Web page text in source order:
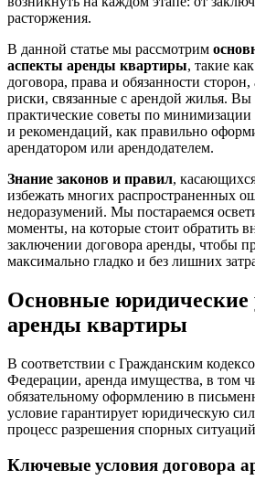
расторжения.
В данной статье мы рассмотрим
аспекты аренды квартиры, такие
договора, права и обязанности
риски, связанные с арендой жилья. Вы
практические советы по
и рекомендаций, как правильно
арендатором или арендодателем.
Знание законов и правил,
избежать многих распространенных
недоразумений. Мы постараемся
моменты, на которые стоит обратить
заключении договора аренды, чтобы
максимально гладко и без лишних
Основные юридические
аренды квартиры
В соответствии с Гражданским
Федерации, аренда имущества, в том
обязательному оформлению в
условие гарантирует юридическую
процесс разрешения спорных
Ключевые условия договора